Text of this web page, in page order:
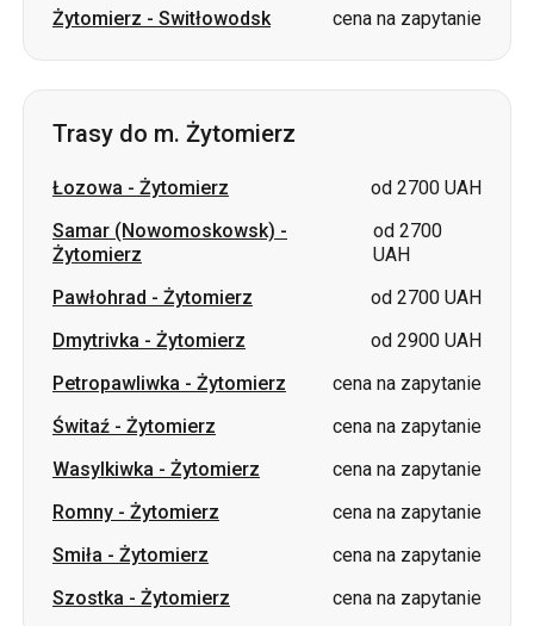
Żytomierz - Switłowodsk cena na zapytanie
Trasy do m. Żytomierz
Łozowa - Żytomierz
od 2700 UAH
Samar (Nowomoskowsk) -
Żytomierz
od 2700
UAH
Pawłohrad - Żytomierz
od 2700 UAH
Dmytrivka - Żytomierz
od 2900 UAH
Petropawliwka - Żytomierz
cena na zapytanie
Świtaź - Żytomierz
cena na zapytanie
Wasylkiwka - Żytomierz
cena na zapytanie
Romny - Żytomierz
cena na zapytanie
Smiła - Żytomierz
cena na zapytanie
Szostka - Żytomierz cena na zapytanie